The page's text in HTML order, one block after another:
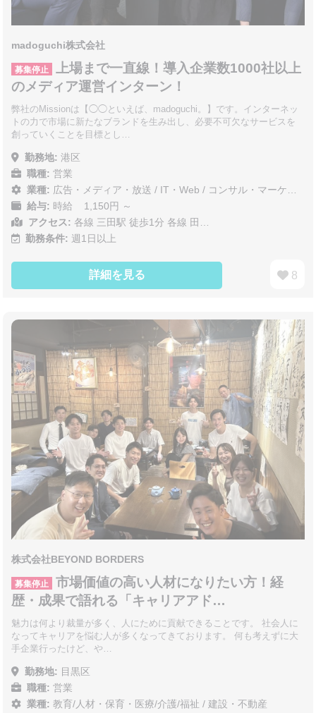
madoguchi株式会社
募集停止
上場まで一直線！導入企業数1000社以上
のメディア運営インターン！
弊社のMissionは【◯◯といえば、madoguchi。】です。インターネッ
トの力で市場に新たなブランドを生み出し、必要不可欠なサービスを
創っていくことを目標とし…
勤務地: 港区
職種: 営業
業種: 広告・メディア・放送 / IT・Web / コンサル・マーケティング
給与: 時給 1,150円 ～
アクセス: 各線 三田駅 徒歩1分 各線 田…
勤務条件: 週1日以上
詳細を見る 8
株式会社BEYOND BORDERS
募集停止
市場価値の高い人材になりたい方！経
歴・成果で語れる「キャリアアド…
魅力は何より裁量が多く、人にために貢献できることです。 社会人に
なってキャリアを悩む人が多くなってきております。 何も考えずに大
手企業行ったけど、や…
勤務地: 目黒区
職種: 営業
業種: 教育/人材・保育・医療/介護/福祉 /建設・不動産